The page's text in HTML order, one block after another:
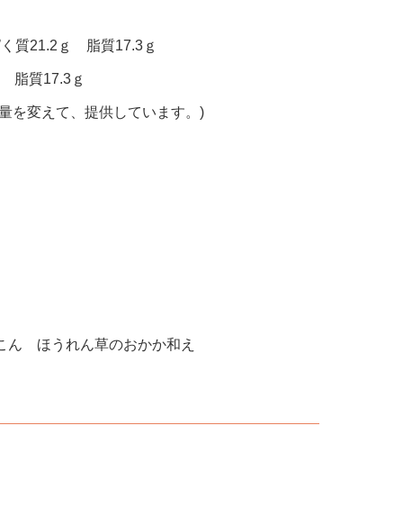
質21.2ｇ 脂質17.3ｇ
脂質17.3ｇ
を変えて、提供しています。)
ほうれん草のおかか和え